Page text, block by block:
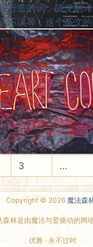
行造的词，随便翻
不误导，这个英文
） 这...
星之子卡萨蒂亚
3 …
Copyright © 2026 魔法森
森林是由魔法与爱驱动的网络
优雅 · 永不过时